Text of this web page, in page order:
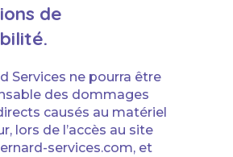
de
Services ne pourra être
des dommages
causés au matériel
lors de l’accès au site
services.com, et